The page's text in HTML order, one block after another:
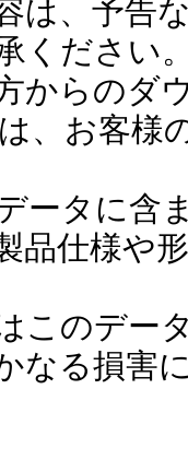
は、予告
ください
からのダ
、お客様
ータに含
品仕様や
このデー
なる損害